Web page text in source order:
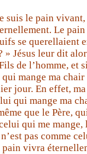
suis le pain
Le pain
se querellaient
Jésus leur dit
de l’homme, et
mange ma
jour. En effet,
qui mange ma
que le Père,
qui me
pas comme
vivra